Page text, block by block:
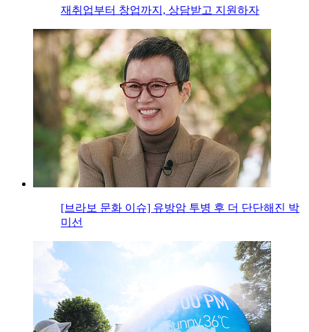
재취업부터 창업까지, 상담받고 지원하자
[브라보 문화 이슈] 유방암 투병 후 더 단단해진 박
미선